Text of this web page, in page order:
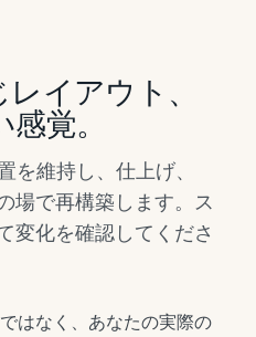
イアウト、
覚。
を維持し、仕上げ、
場で再構築します。ス
変化を確認してくださ
はなく、あなたの実際の